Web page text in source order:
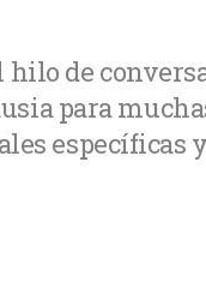
de
para
específicas